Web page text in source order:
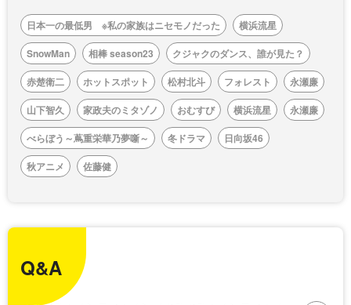
日本一の最低男 ※私の家族はニセモノだった
横浜流星
SnowMan
相棒 season23
クジャクのダンス、誰が見た？
赤楚衛二
ホットスポット 松村北斗 フォレスト
永瀬廉
山下智久
家政夫のミタゾノ おむすび 横浜流星
永瀬廉
べらぼう～蔦重栄華乃夢噺～
冬ドラマ
日向坂46
秋アニメ
佐藤健
Q&A